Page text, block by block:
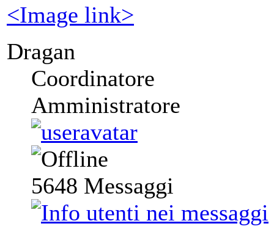
<Image link>
Dragan
Coordinatore
Amministratore
5648 Messaggi